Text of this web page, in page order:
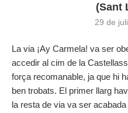
(Sant
29 de
La via ¡Ay Carmela! va ser
accedir al cim de la
força recomanable, ja que hi
ben trobats. El primer llarg
la resta de via va ser